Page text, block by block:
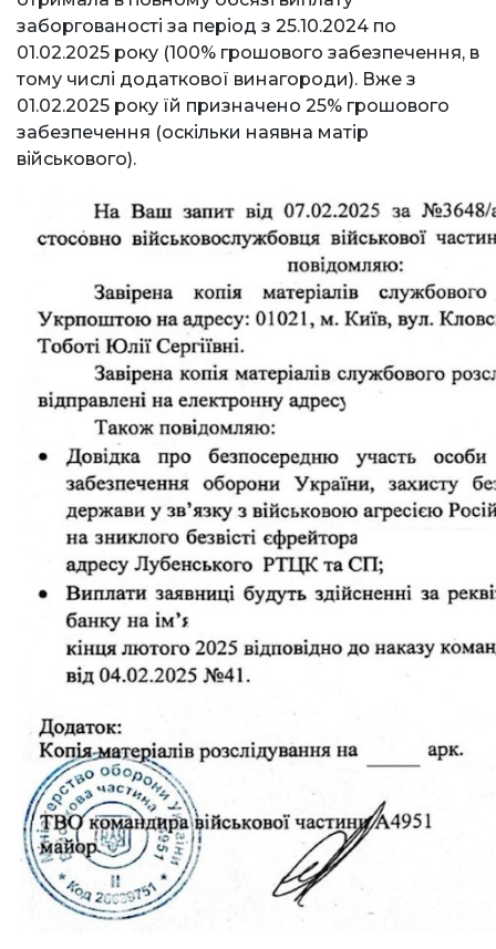
заборгованості за період з 25.10.2024 по
01.02.2025 року (100% грошового забезпечення, в
тому числі додаткової винагороди). Вже з
01.02.2025 року їй призначено 25% грошового
забезпечення (оскільки наявна матір
військового).